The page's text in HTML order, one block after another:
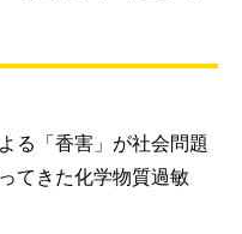
る「香害」が社会問題
てきた化学物質過敏